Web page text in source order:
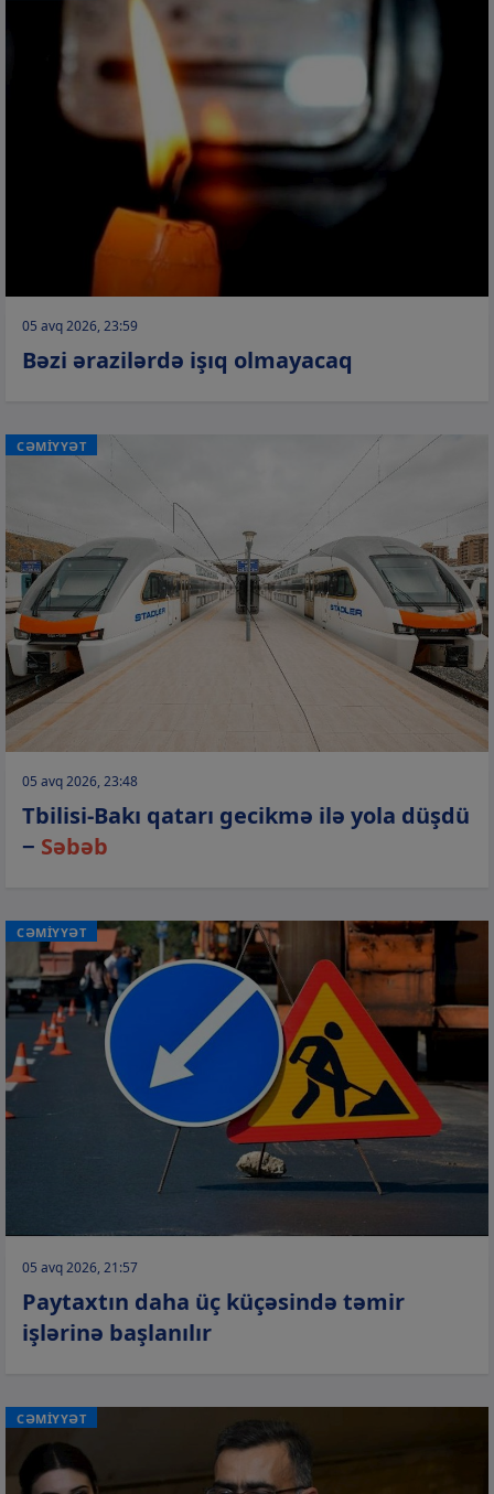
05 avq 2026, 23:59
Bəzi ərazilərdə işıq olmayacaq
CƏMİYYƏT
05 avq 2026, 23:48
Tbilisi-Bakı qatarı gecikmə ilə yola düşdü
− Səbəb
CƏMİYYƏT
05 avq 2026, 21:57
Paytaxtın daha üç küçəsində təmir
işlərinə başlanılır
CƏMİYYƏT